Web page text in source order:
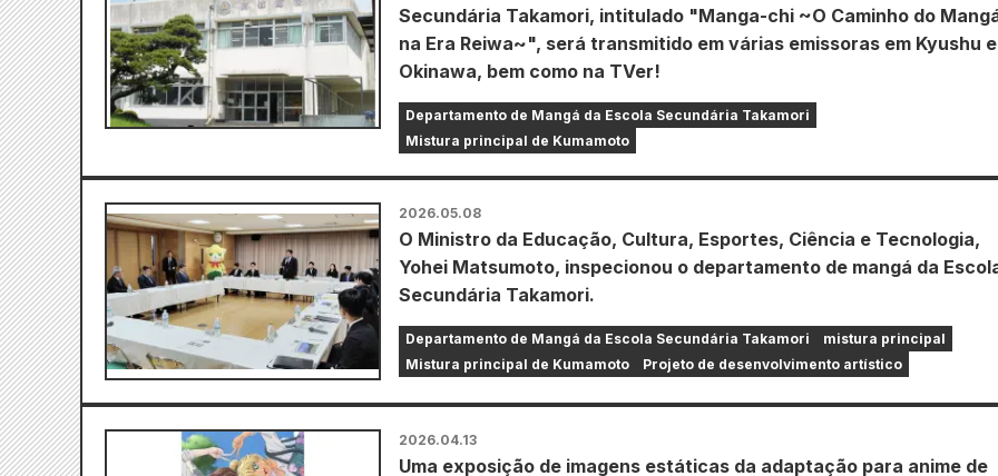
Secundária Takamori, intitulado "Manga-chi ~O Caminho do
na Era Reiwa~", será transmitido em várias emissoras em Kyushu e
Okinawa, bem como na TVer!
Departamento de Mangá da Escola Secundária Takamori
Mistura principal de Kumamoto
2026.05.08
O Ministro da Educação, Cultura, Esportes, Ciência e Tecnologia,
Yohei Matsumoto, inspecionou o departamento de mangá da
Secundária Takamori.
Departamento de Mangá da Escola Secundária Takamori
mistura principal
Mistura principal de Kumamoto
Projeto de desenvolvimento artístico
2026.04.13
Uma exposição de imagens estáticas da adaptação para anime de